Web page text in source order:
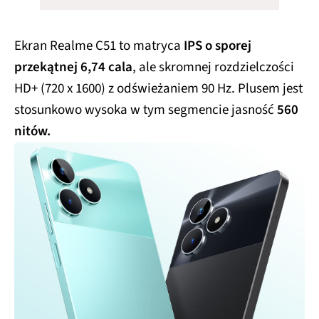
Ekran Realme C51 to matryca IPS o sporej
przekątnej 6,74 cala, ale skromnej rozdzielczości
HD+ (720 x 1600) z odświeżaniem 90 Hz. Plusem jest
stosunkowo wysoka w tym segmencie jasność560
nitów.